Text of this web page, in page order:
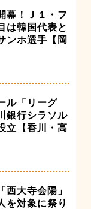
幕！Ｊ１・フ
は韓国代表と
ンホ選手【岡
ル「リーグ
銀行シラソル
立【香川・高
西大寺会陽」
を対象に祭り